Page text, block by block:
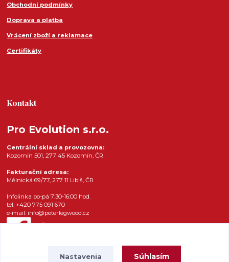
Obchodní podmínky
Doprava a platba
Vrácení zboží a reklamace
Certifikáty
Kontakt
Pro Evolution s.r.o.
Centrální sklad a provozovna:
Kozomín 501, 277 45 Kozomín, ČR
Fakturační adresa:
Mělnická 69/77, 277 11 Libiš, ČR
Infolinka po-pá 7:30-16:00 hod.
tel: +420 775 091 670
e-mail: info@peterlegwood.cz
Nastavenia Súhlasím